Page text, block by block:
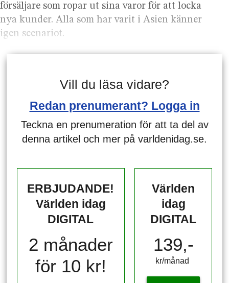
försäljare som ropar ut sina varor för att locka
nya kunder. Alla som har varit i Asien känner
igen scenariot.
Vill du läsa vidare?
Redan prenumerant? Logga in
Teckna en prenumeration för att ta del av
denna artikel och mer på varldenidag.se.
ERBJUDANDE!
Världen idag
DIGITAL
2 månader
för 10 kr!
Världen
idag
DIGITAL
139,-
kr/månad ​​​​​​